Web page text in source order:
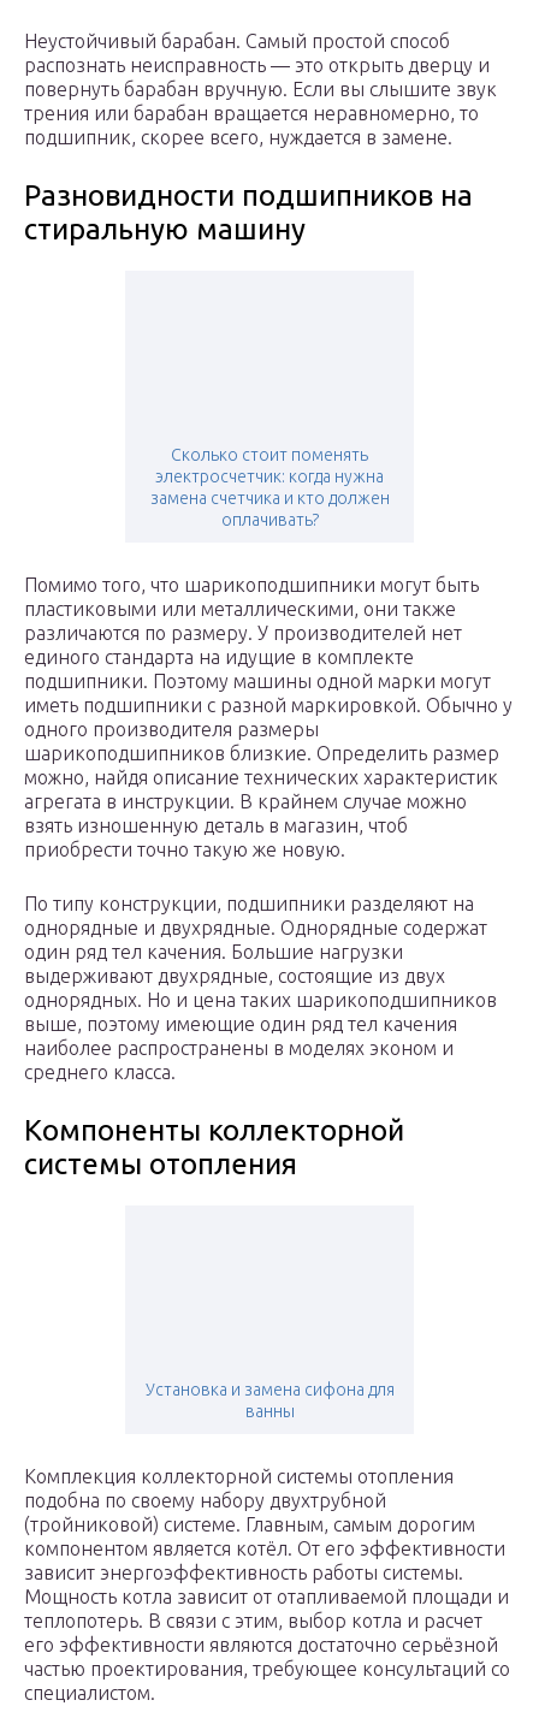
Неустойчивый барабан. Самый простой способ
распознать неисправность — это открыть дверцу и
повернуть барабан вручную. Если вы слышите звук
трения или барабан вращается неравномерно, то
подшипник, скорее всего, нуждается в замене.
Разновидности подшипников на
стиральную машину
Сколько стоит поменять
электросчетчик: когда нужна
замена счетчика и кто должен
оплачивать?
Помимо того, что шарикоподшипники могут быть
пластиковыми или металлическими, они также
различаются по размеру. У производителей нет
единого стандарта на идущие в комплекте
подшипники. Поэтому машины одной марки могут
иметь подшипники с разной маркировкой. Обычно у
одного производителя размеры
шарикоподшипников близкие. Определить размер
можно, найдя описание технических характеристик
агрегата в инструкции. В крайнем случае можно
взять изношенную деталь в магазин, чтоб
приобрести точно такую же новую.
По типу конструкции, подшипники разделяют на
однорядные и двухрядные. Однорядные содержат
один ряд тел качения. Большие нагрузки
выдерживают двухрядные, состоящие из двух
однорядных. Но и цена таких шарикоподшипников
выше, поэтому имеющие один ряд тел качения
наиболее распространены в моделях эконом и
среднего класса.
Компоненты коллекторной
системы отопления
Установка и замена сифона для
ванны
Комплекция коллекторной системы отопления
подобна по своему набору двухтрубной
(тройниковой) системе. Главным, самым дорогим
компонентом является котёл. От его эффективности
зависит энергоэффективность работы системы.
Мощность котла зависит от отапливаемой площади и
теплопотерь. В связи с этим, выбор котла и расчет
его эффективности являются достаточно серьёзной
частью проектирования, требующее консультаций со
специалистом.